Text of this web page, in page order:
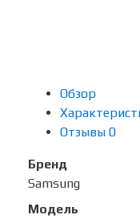
Обзор
Отзывы 0
Бренд
Samsung
Модель